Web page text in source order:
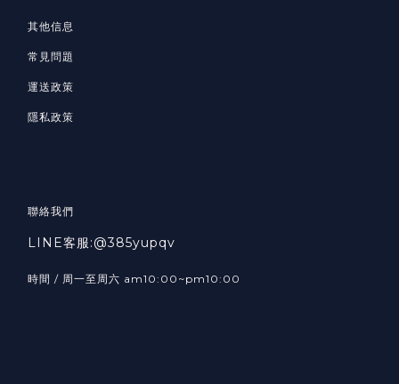
其他信息
常見問題
運送政策
隱私政策
聯絡我們
LINE客服:@385yupqv
時間 / 周一至周六 am10:00~pm10:00